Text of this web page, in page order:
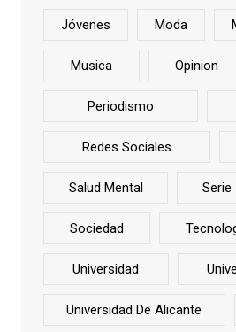
Jóvenes Moda
Musica Opinion
Periodismo
Redes Sociales
Salud Mental Serie
Sociedad
Universidad
Universidad De Alicante